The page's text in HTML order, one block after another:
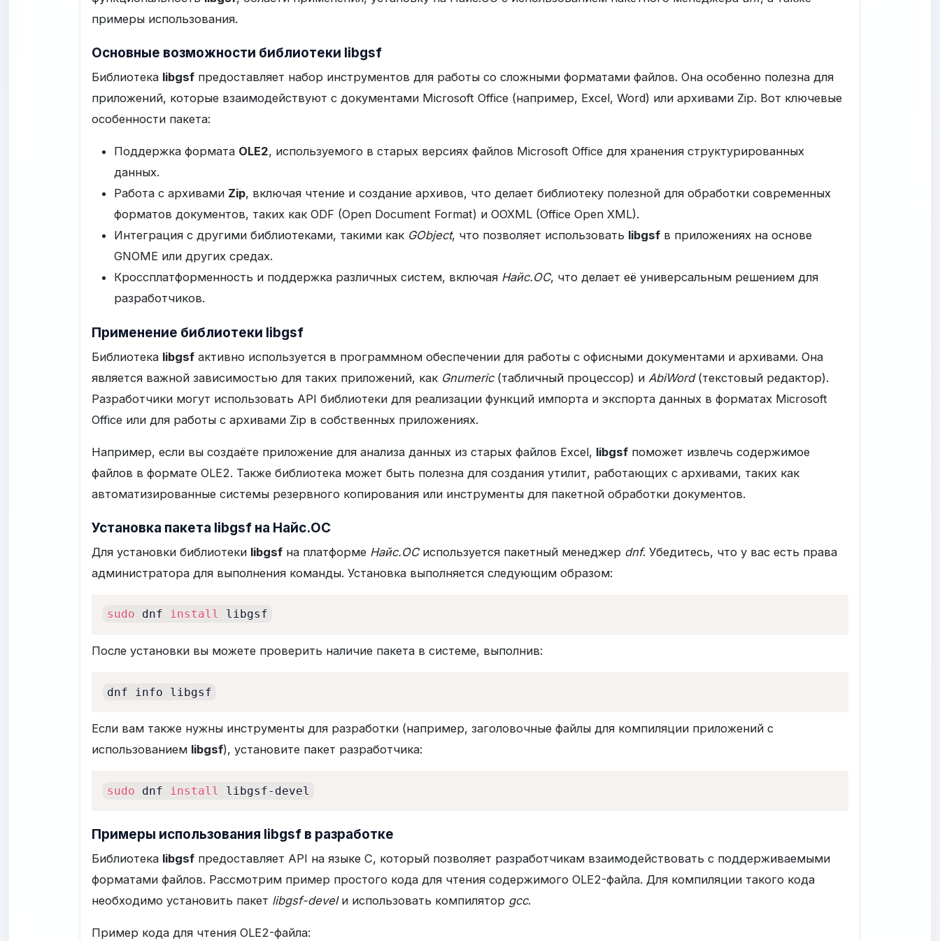
примеры использования.
Основные возможности библиотеки libgsf
Библиотека libgsf предоставляет набор инструментов для работы со сложными форматами файлов. Она особенно полезна для
приложений, которые взаимодействуют с документами Microsoft Office (например, Excel, Word) или архивами Zip. Вот ключевые
особенности пакета:
Поддержка формата OLE2, используемого в старых версиях файлов Microsoft Office для хранения структурированных
данных.
Работа с архивами Zip, включая чтение и создание архивов, что делает библиотеку полезной для обработки современных
форматов документов, таких как ODF (Open Document Format) и OOXML (Office Open XML).
Интеграция с другими библиотеками, такими как GObject, что позволяет использовать libgsf в приложениях на основе
GNOME или других средах.
Кроссплатформенность и поддержка различных систем, включая Найс.ОС, что делает её универсальным решением для
разработчиков.
Применение библиотеки libgsf
Библиотека libgsf активно используется в программном обеспечении для работы с офисными документами и архивами. Она
является важной зависимостью для таких приложений, как Gnumeric(табличный процессор) и AbiWord(текстовый редактор).
Разработчики могут использовать API библиотеки для реализации функций импорта и экспорта данных в форматах Microsoft
Office или для работы с архивами Zip в собственных приложениях.
Например, если вы создаёте приложение для анализа данных из старых файлов Excel, libgsf поможет извлечь содержимое
файлов в формате OLE2. Также библиотека может быть полезна для создания утилит, работающих с архивами, таких как
автоматизированные системы резервного копирования или инструменты для пакетной обработки документов.
Установка пакета libgsf на Найс.ОС
Для установки библиотеки libgsf на платформе Найс.ОСиспользуется пакетный менеджер dnf. Убедитесь, что у вас есть права
администратора для выполнения команды. Установка выполняется следующим образом:
sudo dnf install libgsf
После установки вы можете проверить наличие пакета в системе, выполнив:
dnf info libgsf
Если вам также нужны инструменты для разработки (например, заголовочные файлы для компиляции приложений с
использованием libgsf), установите пакет разработчика:
sudo dnf install libgsf-devel
Примеры использования libgsf в разработке
Библиотека libgsf предоставляет API на языке C, который позволяет разработчикам взаимодействовать с поддерживаемыми
форматами файлов. Рассмотрим пример простого кода для чтения содержимого OLE2-файла. Для компиляции такого кода
необходимо установить пакет libgsf-develи использовать компилятор gcc.
Пример кода для чтения OLE2-файла: